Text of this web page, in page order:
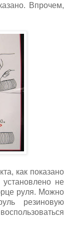
Впрочем,
как показано
установлено не
руля. Можно
резиновую